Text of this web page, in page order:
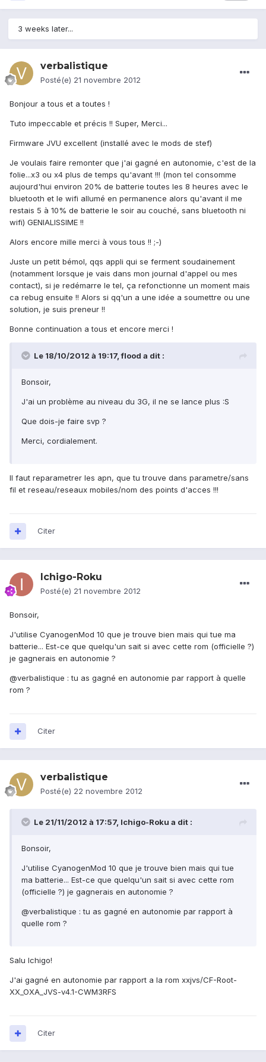
3 weeks later...
verbalistique
Posté(e) 21 novembre 2012
Bonjour a tous et a toutes !
Tuto impeccable et précis !! Super, Merci...
Firmware JVU excellent (installé avec le mods de stef)
Je voulais faire remonter que j'ai gagné en autonomie, c'est de la
folie...x3 ou x4 plus de temps qu'avant !!! (mon tel consomme
aujourd'hui environ 20% de batterie toutes les 8 heures avec le
bluetooth et le wifi allumé en permanence alors qu'avant il me
restais 5 à 10% de batterie le soir au couché, sans bluetooth ni
wifi) GENIALISSIME !!
Alors encore mille merci à vous tous !! ;-)
Juste un petit bémol, qqs appli qui se ferment soudainement
(notamment lorsque je vais dans mon journal d'appel ou mes
contact), si je redémarre le tel, ça refonctionne un moment mais
ca rebug ensuite !! Alors si qq'un a une idée a soumettre ou une
solution, je suis preneur !!
Bonne continuation a tous et encore merci !
Le 18/10/2012 à 19:17, flood a dit :
Bonsoir,
J'ai un problème au niveau du 3G, il ne se lance plus :S
Que dois-je faire svp ?
Merci, cordialement.
Il faut reparametrer les apn, que tu trouve dans parametre/sans
fil et reseau/reseaux mobiles/nom des points d'acces !!!
Citer
Ichigo-Roku
Posté(e) 21 novembre 2012
Bonsoir,
J'utilise CyanogenMod 10 que je trouve bien mais qui tue ma
batterie... Est-ce que quelqu'un sait si avec cette rom (officielle ?)
je gagnerais en autonomie ?
@verbalistique : tu as gagné en autonomie par rapport à quelle
rom ?
Citer
verbalistique
Posté(e) 22 novembre 2012
Le 21/11/2012 à 17:57, Ichigo-Roku a dit :
Bonsoir,
J'utilise CyanogenMod 10 que je trouve bien mais qui tue
ma batterie... Est-ce que quelqu'un sait si avec cette rom
(officielle ?) je gagnerais en autonomie ?
@verbalistique : tu as gagné en autonomie par rapport à
quelle rom ?
Salu Ichigo!
J'ai gagné en autonomie par rapport a la rom xxjvs/CF-Root-
XX_OXA_JVS-v4.1-CWM3RFS
Citer